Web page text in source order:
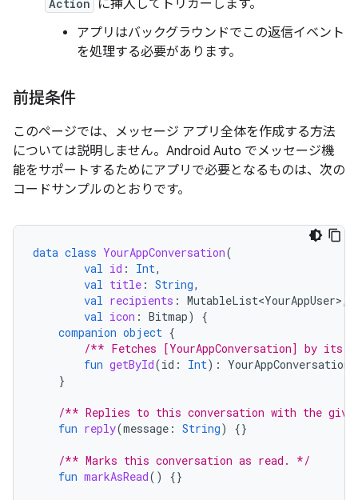
Action
に挿入してトリガーします。
アプリはバックグラウンドでこの返信イベント
を処理する必要があります。
前提条件
このページでは、メッセージ アプリ全体を作成する方法
については説明しません。Android Auto でメッセージ機
能をサポートするためにアプリで必要となるものは、次の
コードサンプルのとおりです。
data class YourAppConversation(
val id : Int,
val title : String,
val recipients : MutableList<YourAppUser>,
val icon : Bitmap)
{
companion object {
/** Fetches [YourAppConversation] by
fun getById(id : Int): YourAppConversation
}
/** Replies to this conversation with the
fun reply(message : String) {}
/** Marks this conversation as read. */
fun markAsRead() {}